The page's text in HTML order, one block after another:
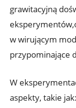
⁤grawitacyjną
w⁢ wirującym
przypominające
W
aspekty, takie jak: